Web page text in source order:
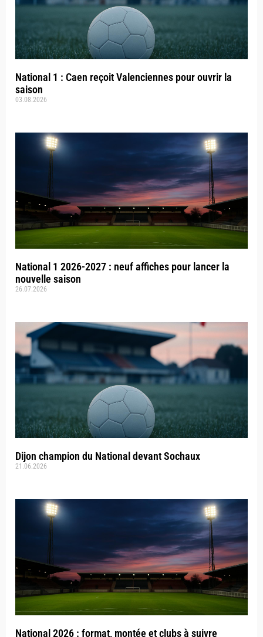
National 1 : Caen reçoit Valenciennes pour ouvrir la
saison
03.08.2026
National 1 2026-2027 : neuf affiches pour lancer la
nouvelle saison
26.07.2026
Dijon champion du National devant Sochaux
21.06.2026
National 2026 : format, montée et clubs à suivre